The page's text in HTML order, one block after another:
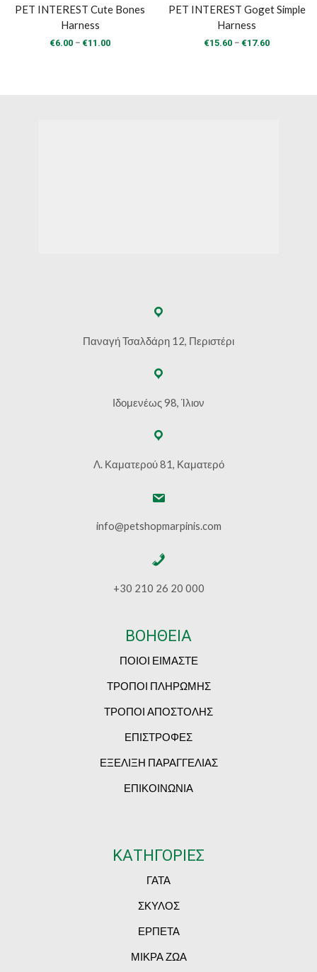
PET INTEREST Cute Bones
Harness
€6.00 – €11.00Price
PET INTEREST Goget Simple
Harness
€15.60 – €17.60Price
Παναγή Τσαλδάρη 12, Περιστέρι
Ιδομενέως 98, Ίλιον
Λ. Καματερού 81, Καματερό
info@petshopmarpinis.com
+30 210 26 20 000
ΒΟΗΘΕΙΑ
ΠΟΙΟΙ ΕΙΜΑΣΤΕ
ΤΡΟΠΟΙ ΠΛΗΡΩΜΗΣ
ΤΡΟΠΟΙ ΑΠΟΣΤΟΛΗΣ
ΕΠΙΣΤΡΟΦΕΣ
ΕΞΕΛΙΞΗ ΠΑΡΑΓΓΕΛΙΑΣ
ΕΠΙΚΟΙΝΩΝΙΑ
ΚΑΤΗΓΟΡΙΕΣ
ΓΑΤΑ
ΣΚΥΛΟΣ
ΕΡΠΕΤΑ
ΜΙΚΡΑ ΖΩΑ